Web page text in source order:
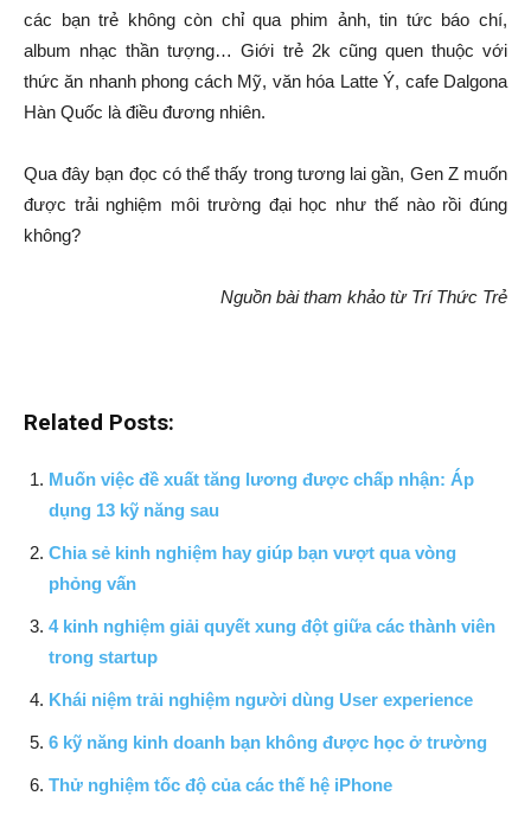
các bạn trẻ không còn chỉ qua phim ảnh, tin tức báo chí,
album nhạc thần tượng… Giới trẻ 2k cũng quen thuộc với
thức ăn nhanh phong cách Mỹ, văn hóa Latte Ý, cafe Dalgona
Hàn Quốc là điều đương nhiên.
Qua đây bạn đọc có thể thấy trong tương lai gần, Gen Z muốn
được trải nghiệm môi trường đại học như thế nào rồi đúng
không?
Nguồn bài tham khảo từ Trí Thức Trẻ
Related Posts:
Muốn việc đề xuất tăng lương được chấp nhận: Áp
dụng 13 kỹ năng sau
Chia sẻ kinh nghiệm hay giúp bạn vượt qua vòng
phỏng vấn
4 kinh nghiệm giải quyết xung đột giữa các thành viên
trong startup
Khái niệm trải nghiệm người dùng User experience
6 kỹ năng kinh doanh bạn không được học ở trường
Thử nghiệm tốc độ của các thế hệ iPhone